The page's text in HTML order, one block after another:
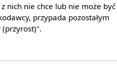
nich nie chce lub nie może być
przypada pozostałym